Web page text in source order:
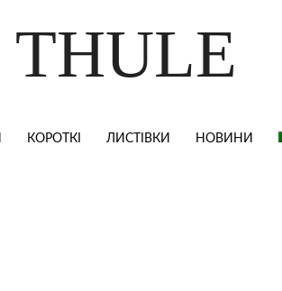
THULE
КОРОТКІ ЛИСТІВКИ НОВИНИ